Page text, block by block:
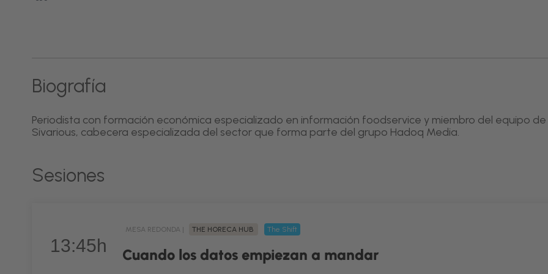
Biografía
Periodista con formación económica especializado en información foodservice y miembro del equipo de
Sivarious, cabecera especializada del sector que forma parte del grupo Hadoq Media.
Sesiones
13:45h
MESA REDONDA | THE HORECA HUB The Shift
Cuando los datos empiezan a mandar